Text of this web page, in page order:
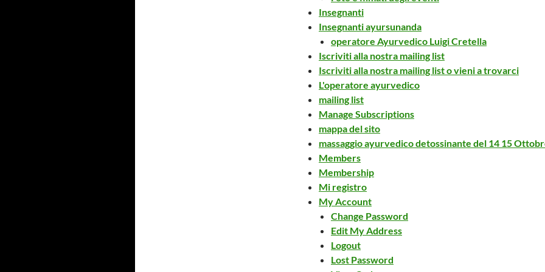
Insegnanti
Insegnanti ayursunanda
operatore Ayurvedico Luigi Cretella
Iscriviti alla nostra mailing list
Iscriviti alla nostra mailing list o vieni a trovarci
L'operatore ayurvedico
mailing list
Manage Subscriptions
mappa del sito
massaggio ayurvedico detossinante del 14 15
Members
Membership
Mi registro
My Account
Change Password
Edit My Address
Logout
Lost Password